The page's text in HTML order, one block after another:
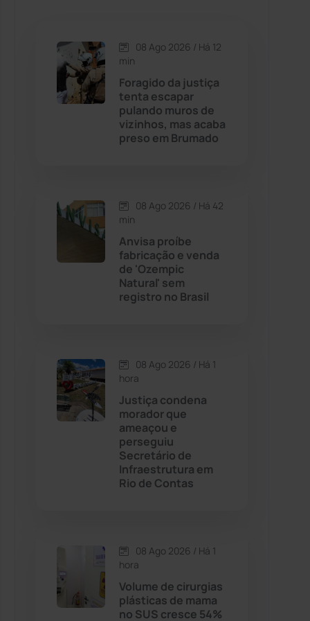
Caetité (1504)
Candiba (157)
Cândido Sales (121)
Caturama
Chapada Diamantina
Cordeiros
Dom Basílio
Esportes
(24)
08 Ago 2026 / Há 12
min
Foragido da justiça
tenta escapar
pulando muros de
vizinhos, mas acaba
preso em Brumado
08 Ago 2026 / Há 42
min
Anvisa proíbe
fabricação e venda
de 'Ozempic
Natural' sem
registro no Brasil
08 Ago 2026 / Há 1
hora
Justiça condena
morador que
ameaçou e
perseguiu
Secretário de
Infraestrutura em
Rio de Contas
08 Ago 2026 / Há 1
hora
Volume de cirurgias
plásticas de mama
no SUS cresce 54%